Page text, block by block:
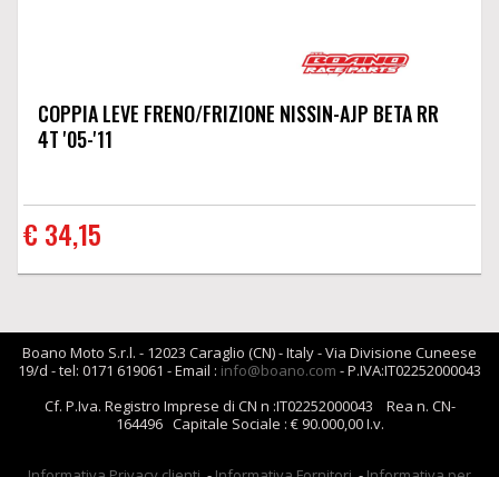
COPPIA LEVE FRENO/FRIZIONE NISSIN-AJP BETA RR
4T '05-'11
€ 34,15
Boano Moto S.r.l. - 12023 Caraglio (CN) - Italy - Via Divisione Cuneese
19/d - tel: 0171 619061 - Email : info@boano.com - P.IVA:IT02252000043
Cf. P.Iva. Registro Imprese di CN n :IT02252000043 Rea n. CN-
164496 Capitale Sociale : € 90.000,00 I.v.